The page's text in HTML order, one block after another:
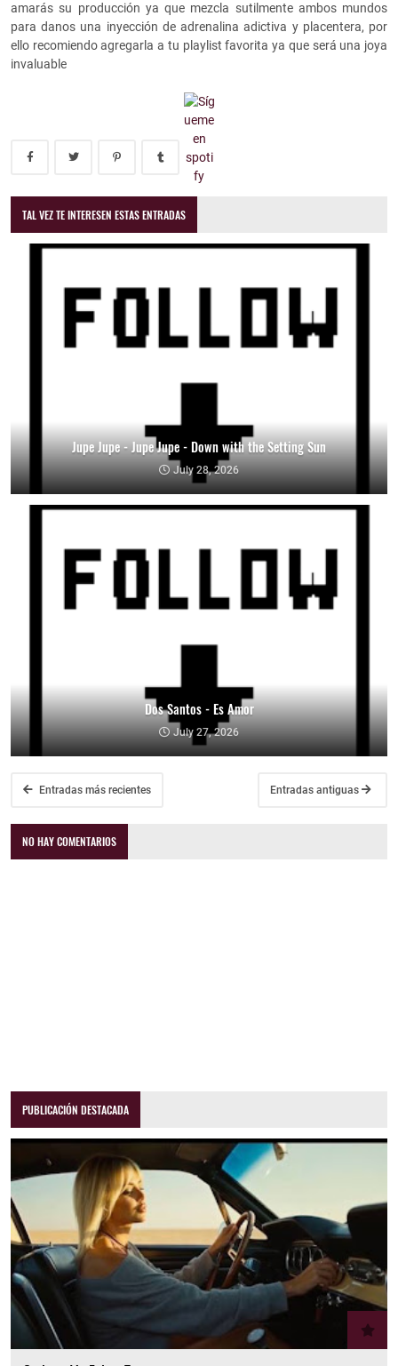
amarás su producción ya que mezcla sutilmente ambos mundos
para danos una inyección de adrenalina adictiva y placentera, por
ello recomiendo agregarla a tu playlist favorita ya que será una joya
invaluable
TAL VEZ TE INTERESEN ESTAS ENTRADAS
Jupe Jupe - Jupe Jupe - Down with the Setting Sun
July 28, 2026
Dos Santos - Es Amor
July 27, 2026
Entradas más recientes Entradas antiguas
NO HAY COMENTARIOS
PUBLICACIÓN DESTACADA